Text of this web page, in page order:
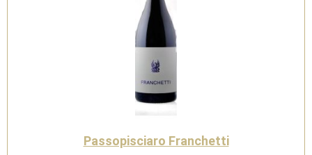
Passopisciaro Franchetti